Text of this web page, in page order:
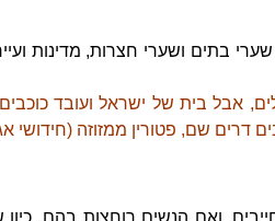
בתים ושערי חצרות, מדינות
אבל בית של ישראל ועובד
דרים שם, פטורין ממזוזה (חידושי
ואם הנשים רוחצות בהם,